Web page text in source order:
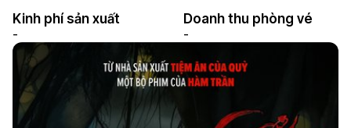
Kinh phí sản xuất
-
Doanh thu phòng vé
-